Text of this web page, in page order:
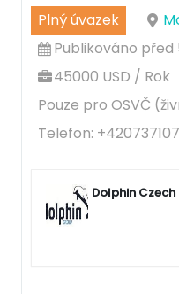
Plný úvazek
Publikováno před
45000 USD / Rok
Pouze pro OSVČ
Telefon:
Dolphin Czech